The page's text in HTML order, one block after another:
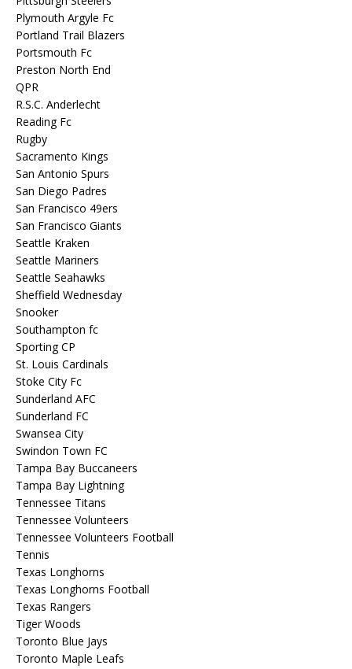
Plymouth Argyle Fc
Portland Trail Blazers
Portsmouth Fc
Preston North End
QPR
R.S.C. Anderlecht
Reading Fc
Rugby
Sacramento Kings
San Antonio Spurs
San Diego Padres
San Francisco 49ers
San Francisco Giants
Seattle Kraken
Seattle Mariners
Seattle Seahawks
Sheffield Wednesday
Snooker
Southampton fc
Sporting CP
St. Louis Cardinals
Stoke City Fc
Sunderland AFC
Sunderland FC
Swansea City
Swindon Town FC
Tampa Bay Buccaneers
Tampa Bay Lightning
Tennessee Titans
Tennessee Volunteers
Tennessee Volunteers Football
Tennis
Texas Longhorns
Texas Longhorns Football
Texas Rangers
Tiger Woods
Toronto Blue Jays
Toronto Maple Leafs